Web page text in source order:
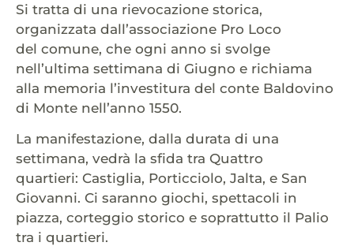
Si tratta di una rievocazione storica,
organizzata dall’associazione Pro Loco
del comune, che ogni anno si svolge
nell’ultima settimana di Giugno e richiama
alla memoria l’investitura del conte Baldovino
di Monte nell’anno 1550.
La manifestazione, dalla durata di una
settimana, vedrà la sfida tra Quattro
quartieri: Castiglia, Porticciolo, Jalta, e San
Giovanni. Ci saranno giochi, spettacoli in
piazza, corteggio storico e soprattutto il Palio
tra i quartieri.